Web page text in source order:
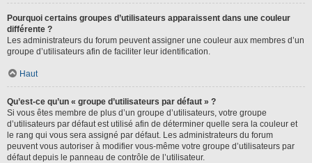
Pourquoi certains groupes d’utilisateurs apparaissent dans une couleur
différente ?
Les administrateurs du forum peuvent assigner une couleur aux membres d’un
groupe d’utilisateurs afin de faciliter leur identification.
Haut
Qu’est-ce qu’un « groupe d’utilisateurs par défaut » ?
Si vous êtes membre de plus d’un groupe d’utilisateurs, votre groupe
d’utilisateurs par défaut est utilisé afin de déterminer quelle sera la couleur et
le rang qui vous sera assigné par défaut. Les administrateurs du forum
peuvent vous autoriser à modifier vous-même votre groupe d’utilisateurs par
défaut depuis le panneau de contrôle de l’utilisateur.